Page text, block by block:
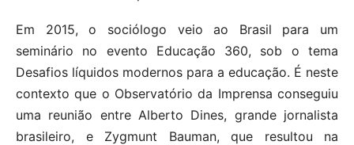
Em 2015, o sociólogo veio ao Brasil para um
seminário no evento Educação 360, sob o tema
Desafios líquidos modernos para a educação. É neste
contexto que o Observatório da Imprensa conseguiu
uma reunião entre Alberto Dines, grande jornalista
brasileiro, e Zygmunt Bauman, que resultou na